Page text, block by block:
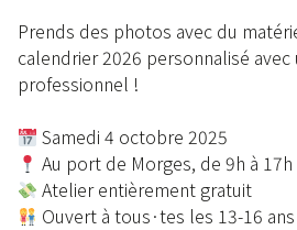
Prends des photos avec du
calendrier 2026 personnalisé
professionnel !
Samedi 4 octobre 2025
Au port de Morges, de 9h à 17h
Atelier entièrement gratuit
Ouvert à tous·tes les 13-16 ans